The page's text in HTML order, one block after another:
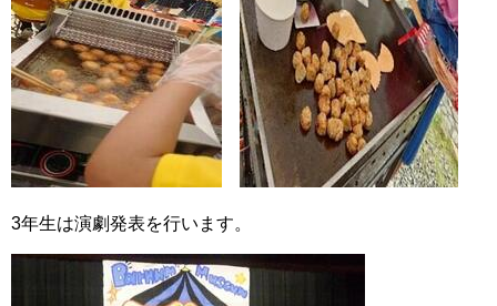
3年生は演劇発表を行います。